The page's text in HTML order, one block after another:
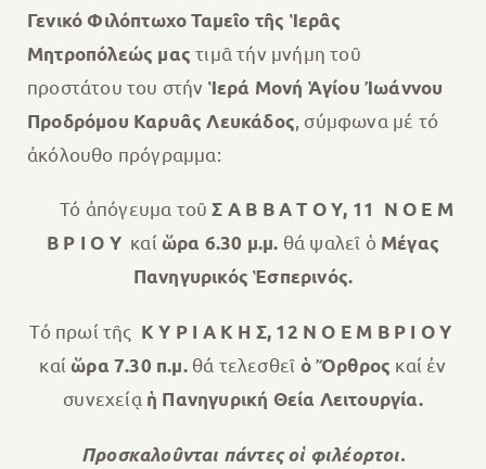
Γενικό Φιλόπτωχο Ταμεῖο τῆς Ἱερᾶς
Μητροπόλεώς μαςτιμᾶ τήν μνήμη τοῦ
προστάτου του στήν Ἱερά Μονή Ἁγίου Ἰωάννου
Προδρόμου Καρυᾶς Λευκάδος, σύμφωνα μέ τό
ἀκόλουθο πρόγραμμα:
Τό ἀπόγευμα τοῦ Σ Α Β Β Α Τ Ο Υ, 11 Ν Ο Ε Μ
Β Ρ Ι Ο Υ καί ὥρα 6.30 μ.μ. θά ψαλεῖ ὁ Μέγας
Πανηγυρικός Ἑσπερινός.
Τό πρωί τῆς Κ Υ Ρ Ι Α Κ Η Σ, 12 Ν Ο Ε Μ Β Ρ Ι Ο Υ
καί ὥρα 7.30 π.μ.θά τελεσθεῖ ὁ Ὄρθρος καί ἐν
συνεχείᾳἡ Πανηγυρική Θεία Λειτουργία.
Προσκαλοῦνται πάντες οἱ φιλέορτοι.